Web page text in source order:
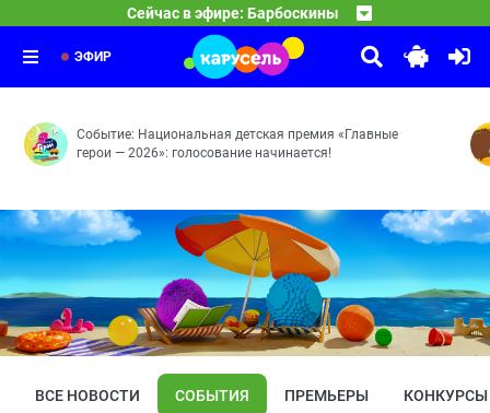
Сейчас в эфире: Барбоскины
Перевоспитатели — Игры разума — Резонанс —
09:30
Каникулы Светофоровых
Маша и Медведь
Мохнатые качели — Кое-кто в сапогах — Грязное
ЭФИР
Событие: Национальная детская премия «Главные
герои — 2026»: голосование начинается!
ВСЕ НОВОСТИ СОБЫТИЯ ПРЕМЬЕРЫ КОНКУРСЫ